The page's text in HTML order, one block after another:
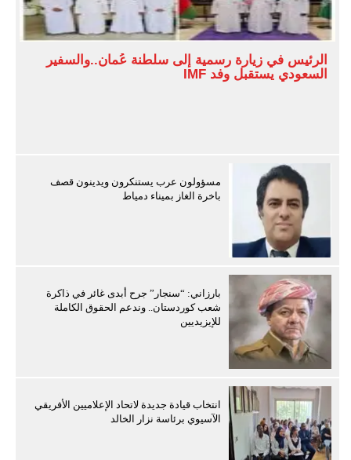
الرئيس في زيارة رسمية إلى سلطنة عُمان..والسفير
السعودي يستقبل وفد IMF
مسؤولون عرب يستنكرون ويدينون قصف
باخرة الغاز بميناء دمياط
بارزاني: “سنجار” جرح أبدى غائر في ذاكرة
شعب كوردستان.. وندعم الحقوق الكاملة
للإيزيديين
انتخاب قيادة جديدة لاتحاد الإعلاميين الأفريقي
الآسيوي برئاسة نزار الخالد